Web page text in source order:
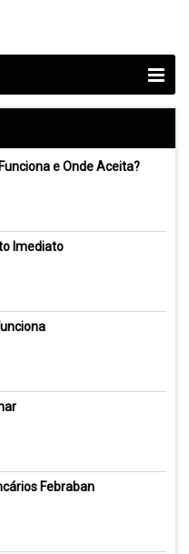
e Onde Aceita?
Imediato
Febraban